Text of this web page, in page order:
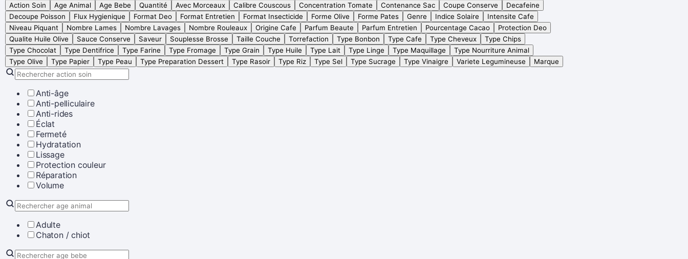
Action Soin
Age Animal Age Bebe Quantité Avec Morceaux Calibre Couscous Concentration Tomate Contenance Sac Coupe Conserve
Decafeine
Decoupe Poisson
Flux Hygienique Format Deo Format Entretien Format Insecticide Forme Olive Forme Pates Genre Indice Solaire
Intensite Cafe
Niveau Piquant
Nombre Lames Nombre Lavages Nombre Rouleaux Origine Cafe Parfum Beaute Parfum Entretien Pourcentage Cacao
Protection Deo
Qualite Huile Olive
Sauce Conserve Saveur Souplesse Brosse Taille Couche Torrefaction Type Bonbon Type Cafe Type Cheveux
Type Chips
Type Chocolat
Type Dentifrice Type Farine Type Fromage Type Grain Type Huile Type Lait Type Linge Type Maquillage
Type Nourriture Animal
Type Olive
Type Papier Type Peau Type Preparation Dessert Type Rasoir Type Riz Type Sel Type Sucrage Type Vinaigre Variete Legumineuse Marque
Anti-âge
Anti-pelliculaire
Anti-rides
Éclat
Fermeté
Hydratation
Lissage
Protection couleur
Réparation
Volume
Adulte
Chaton / chiot